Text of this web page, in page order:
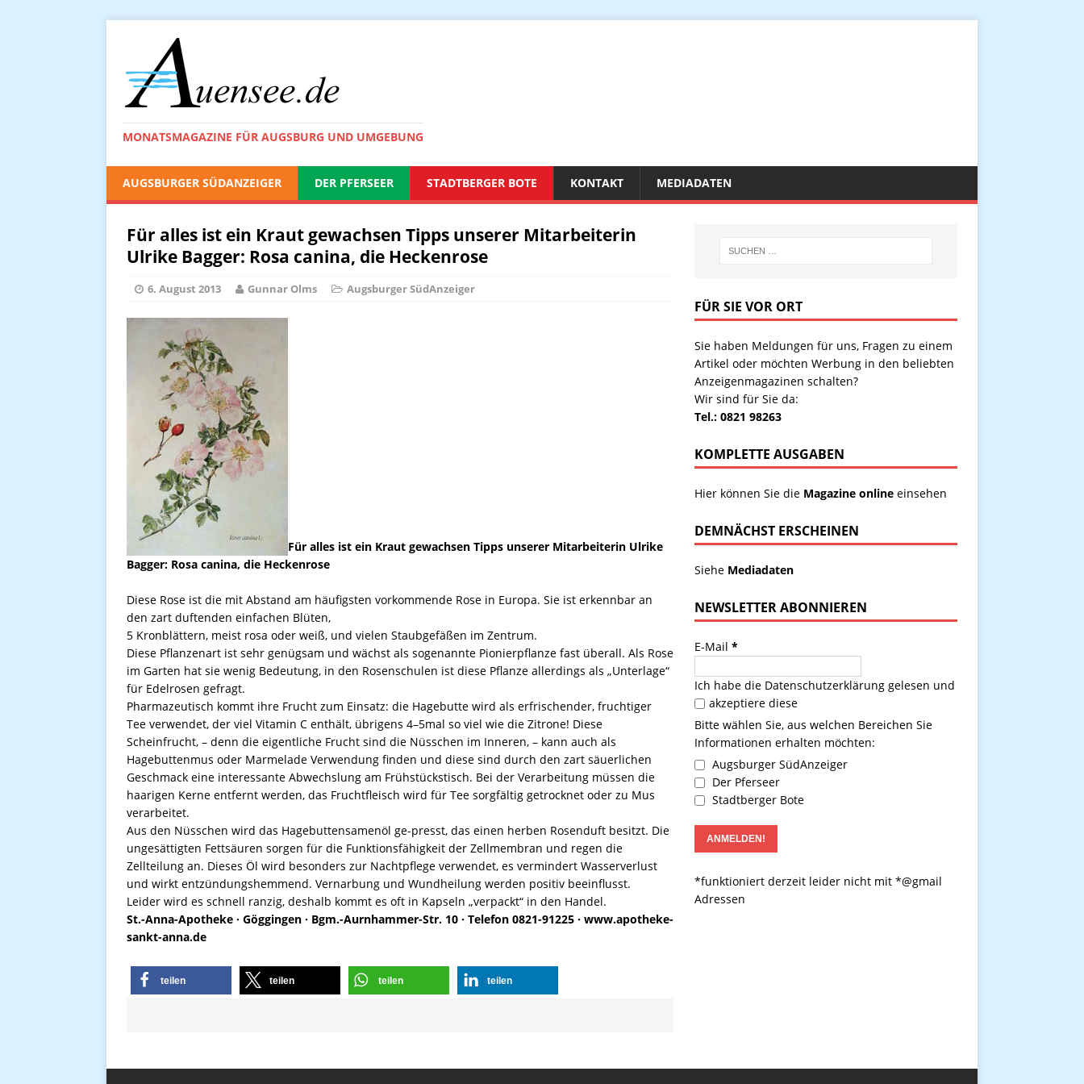
MONATSMAGAZINE FÜR AUGSBURG UND UMGEBUNG
AUGSBURGER SÜDANZEIGER DER PFERSEER STADTBERGER BOTE KONTAKT MEDIADATEN
Für alles ist ein Kraut gewachsen Tipps unserer Mitarbeiterin
Ulrike Bagger: Rosa canina, die Heckenrose
6. August 2013 Gunnar Olms Augsburger SüdAnzeiger
Für alles ist ein Kraut gewachsen Tipps unserer Mitarbeiterin Ulrike
Bagger: Rosa canina, die Heckenrose
Diese Rose ist die mit Abstand am häufigsten vorkommende Rose in Europa. Sie ist erkennbar an
den zart duftenden einfachen Blüten,
5 Kronblättern, meist rosa oder weiß, und vielen Staubgefäßen im Zentrum.
Diese Pflanzenart ist sehr genügsam und wächst als sogenannte Pionierpflanze fast überall. Als Rose
im Garten hat sie wenig Bedeutung, in den Rosenschulen ist diese Pflanze allerdings als „Unterlage“
für Edelrosen gefragt.
Pharmazeutisch kommt ihre Frucht zum Einsatz: die Hagebutte wird als erfrischender, fruchtiger
Tee verwendet, der viel Vitamin C enthält, übrigens 4–5mal so viel wie die Zitrone! Diese
Scheinfrucht, – denn die eigentliche Frucht sind die Nüsschen im Inneren, – kann auch als
Hagebuttenmus oder Marmelade Verwendung finden und diese sind durch den zart säuerlichen
Geschmack eine interessante Abwechslung am Frühstückstisch. Bei der Verarbeitung müssen die
haarigen Kerne entfernt werden, das Fruchtfleisch wird für Tee sorgfältig getrocknet oder zu Mus
verarbeitet.
Aus den Nüsschen wird das Hagebuttensamenöl ge-presst, das einen herben Rosenduft besitzt. Die
ungesättigten Fettsäuren sorgen für die Funktionsfähigkeit der Zellmembran und regen die
Zellteilung an. Dieses Öl wird besonders zur Nachtpflege verwendet, es vermindert Wasserverlust
und wirkt entzündungshemmend. Vernarbung und Wundheilung werden positiv beeinflusst.
Leider wird es schnell ranzig, deshalb kommt es oft in Kapseln „verpackt“ in den Handel.
St.-Anna-Apotheke · Göggingen · Bgm.-Aurnhammer-Str. 10 · Telefon 0821-91225 · www.apotheke-
sankt-anna.de
teilen teilen teilen teilen
FÜR SIE VOR ORT
Sie haben Meldungen für uns, Fragen zu einem
Artikel oder möchten Werbung in den beliebten
Anzeigenmagazinen schalten?
Wir sind für Sie da:
Tel.: 0821 98263
KOMPLETTE AUSGABEN
Hier können Sie die Magazine onlineeinsehen
DEMNÄCHST ERSCHEINEN
Siehe Mediadaten
NEWSLETTER ABONNIEREN
E-Mail *
Ich habe die Datenschutzerklärunggelesen und
akzeptiere diese
Bitte wählen Sie, aus welchen Bereichen Sie
Informationen erhalten möchten:
Augsburger SüdAnzeiger
Der Pferseer
Stadtberger Bote
*funktioniert derzeit leider nicht mit *@gmail
Adressen